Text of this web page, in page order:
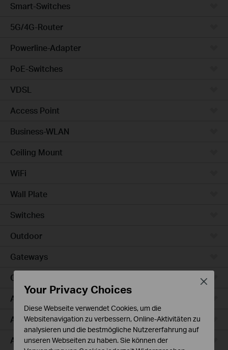
Smart-Switches
5G/4G-Router
Powerline-Adapter
PoE-Switches
VDSL
Access Point
Business-WLAN
Ceiling Mount
WiFi
Wall Plate
Switches
Outdoor
Gateways
Campus
Access Max
Aggregation
Access Plus
Your Privacy Choices
Diese Webseite verwendet Cookies, um die
Websitenavigation zu verbessern, Online-Aktivitäten zu
analysieren und die bestmögliche Nutzererfahrung auf
unseren Webseiten zu haben. Sie können der
Close